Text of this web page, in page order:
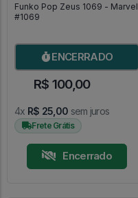
Funko Pop Zeus 1069 - Marvel
#1069
ENCERRADO
R$ 100,00
4x R$ 25,00 sem juros
Frete Grátis
Encerrado